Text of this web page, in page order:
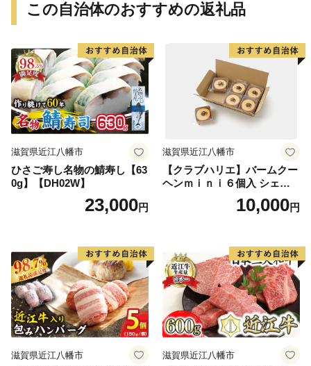
この自治体のおすすめの返礼品
滋賀県近江八幡市
ひさご寿し名物の鯖寿し【63
0g】【DH02W】
23,000円
滋賀県近江八幡市
【クラブハリエ】バームクー
ヘンｍｉｎｉ６個入 シェア
ボックス 個包装【FC01W】
10,000円
滋賀県近江八幡市 滋賀県近江八幡市